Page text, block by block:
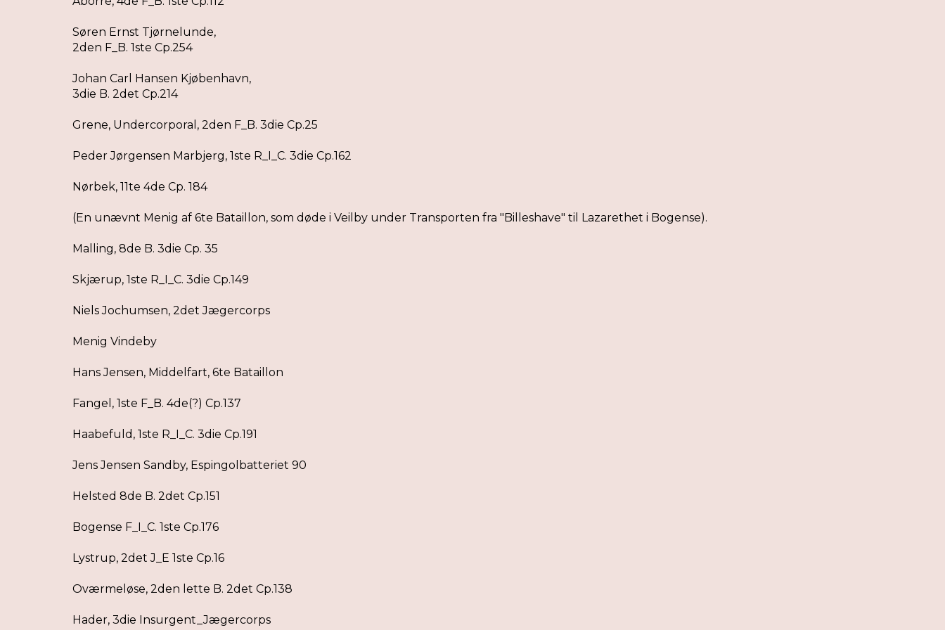
Søren Ernst Tjørnelunde,
2den F_B. 1ste Cp.254
Johan Carl Hansen Kjøbenhavn,
3die B. 2det Cp.214
Grene, Undercorporal, 2den F_B. 3die Cp.25
Peder Jørgensen Marbjerg, 1ste R_I_C. 3die Cp.162
Nørbek, 11te 4de Cp. 184
(En unævnt Menig af 6te Bataillon, som døde i Veilby under Transporten fra "Billeshave" til Lazarethet i Bogense).
Malling, 8de B. 3die Cp. 35
Skjærup, 1ste R_I_C. 3die Cp.149
Niels Jochumsen, 2det Jægercorps
Menig Vindeby
Hans Jensen, Middelfart, 6te Bataillon
Fangel, 1ste F_B. 4de(?) Cp.137
Haabefuld, 1ste R_I_C. 3die Cp.191
Jens Jensen Sandby, Espingolbatteriet 90
Helsted 8de B. 2det Cp.151
Bogense F_I_C. 1ste Cp.176
Lystrup, 2det J_E 1ste Cp.16
Oværmeløse, 2den lette B. 2det Cp.138
Hader, 3die Insurgent_Jægercorps